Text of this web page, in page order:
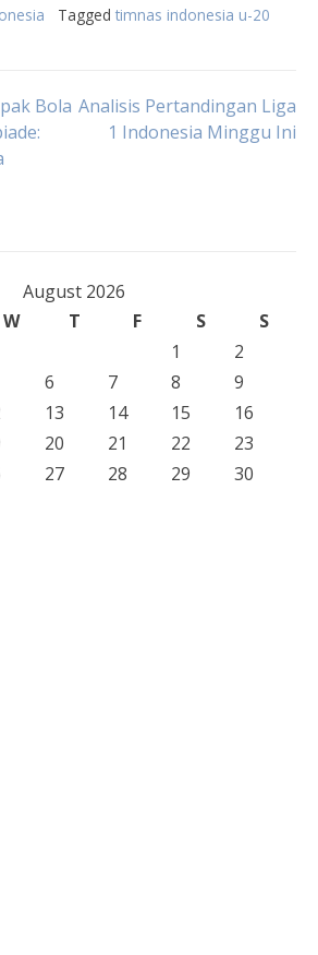
Tagged timnas indonesia u-20
Bola Analisis Pertandingan Liga
1 Indonesia Minggu Ini
August 2026
W T F S
S
1
2
6 7 8
9
13 14 15
16
20 21 22
23
27 28 29
30